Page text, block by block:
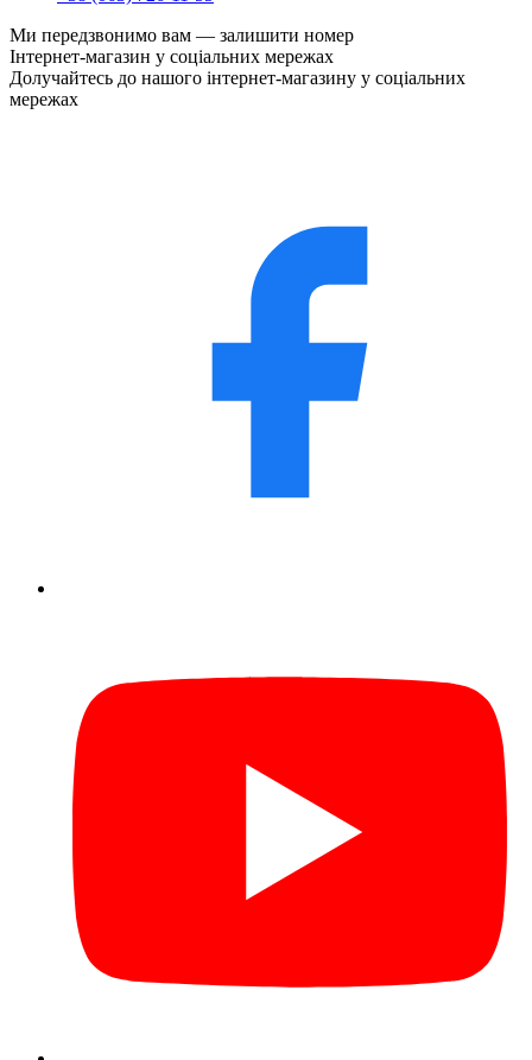
Ми передзвонимо вам — залишити номер
Інтернет-магазин у соціальних мережах
Долучайтесь до нашого інтернет-магазину у соціальних
мережах